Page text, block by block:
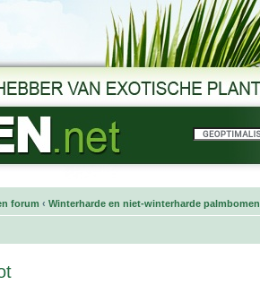
forum ‹ Winterharde en niet-winterharde palmbomen